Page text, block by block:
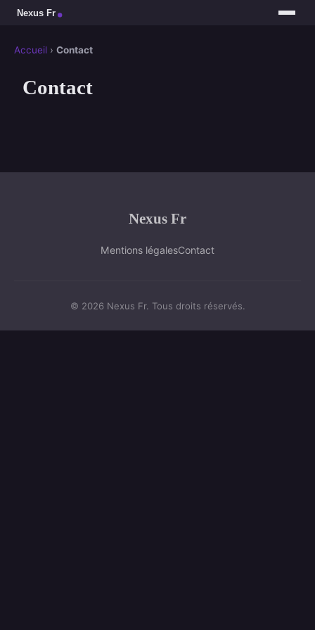
Accueil › Contact
Contact
Nexus Fr
Mentions légalesContact
© 2026 Nexus Fr. Tous droits réservés.